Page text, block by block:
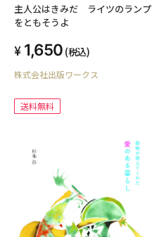
主人公はきみだ ライツのランプ
をともそうよ
1,650 (税込)
株式会社出版ワークス
送料無料